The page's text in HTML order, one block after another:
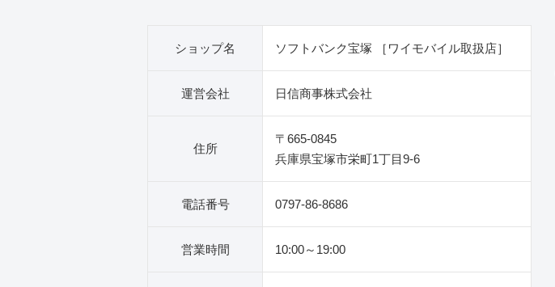
ショップ名 ソフトバンク宝塚 ［ワイモバイル取扱店］
運営会社 日信商事株式会社
住所
〒665-0845
兵庫県宝塚市栄町1丁目9‐6
電話番号 0797-86-8686
営業時間 10:00～19:00